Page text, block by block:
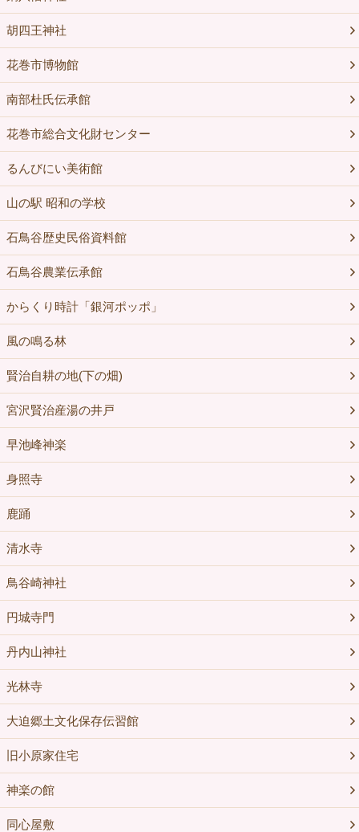
胡四王神社
花巻市博物館
南部杜氏伝承館
花巻市総合文化財センター
るんびにい美術館
山の駅 昭和の学校
石鳥谷歴史民俗資料館
石鳥谷農業伝承館
からくり時計「銀河ポッポ」
風の鳴る林
賢治自耕の地(下の畑)
宮沢賢治産湯の井戸
早池峰神楽
身照寺
鹿踊
清水寺
鳥谷崎神社
円城寺門
丹内山神社
光林寺
大迫郷土文化保存伝習館
旧小原家住宅
神楽の館
同心屋敷